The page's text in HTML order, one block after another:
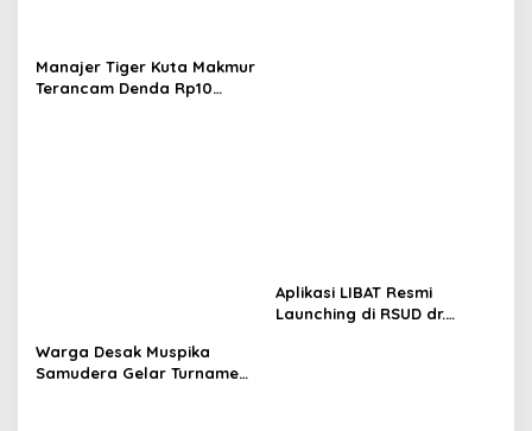
Manajer Tiger Kuta Makmur
Terancam Denda Rp10
Warga Desak Muspika
Samudera Gelar Turnamen
Aplikasi LIBAT Resmi
Launching di RSUD dr.